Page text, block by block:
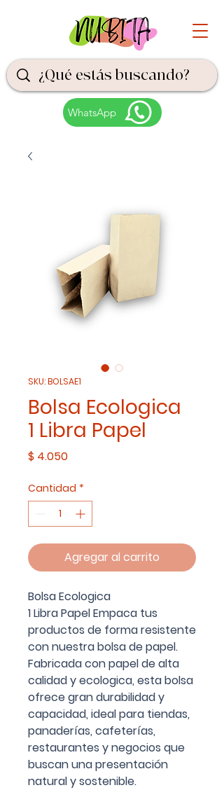
WhatsApp
SKU: BOLSAE1
Bolsa Ecologica
1 Libra Papel
$ 4.050Precio
Cantidad *
Agregar al carrito
Bolsa Ecologica
1 Libra Papel Empaca tus
productos de forma resistente
con nuestra bolsa de papel.
Fabricada con papel de alta
calidad y ecologica, esta bolsa
ofrece gran durabilidad y
capacidad, ideal para tiendas,
panaderías, cafeterías,
restaurantes y negocios que
buscan una presentación
natural y sostenible.